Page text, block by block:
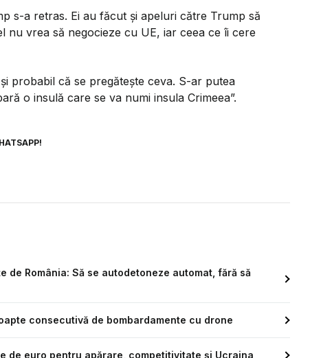
s-a retras. Ei au făcut și apeluri către Trump să
nu vrea să negocieze cu UE, iar ceea ce îi cere
probabil că se pregătește ceva. S-ar putea
o insulă care se va numi insula Crimeea”.
România: Să se autodetoneze automat, fără să
consecutivă de bombardamente cu drone
de euro pentru apărare, competitivitate și Ucraina